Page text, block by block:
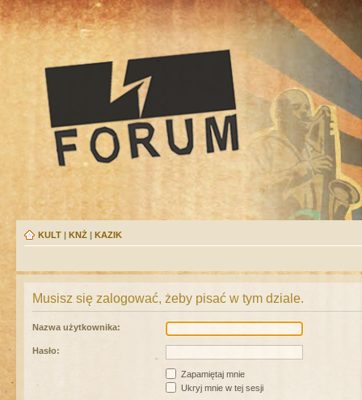
KULT | KNŻ | KAZIK
Musisz się zalogować, żeby pisać w tym dziale.
Nazwa użytkownika:
Hasło:
Zapamiętaj mnie
Ukryj mnie w tej sesji